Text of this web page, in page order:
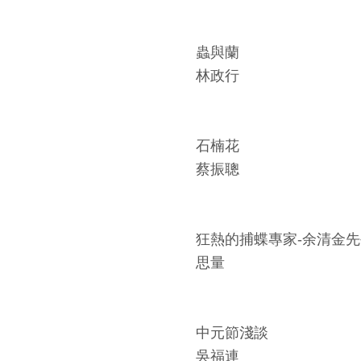
蟲與蘭
林政行
石楠花
蔡振聰
狂熱的捕蝶專家-余清金
思量
中元節淺談
吳福連